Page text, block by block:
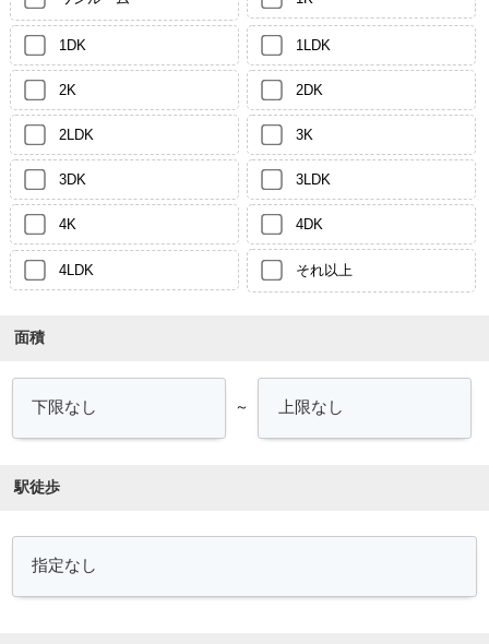
1DK 1LDK
2K 2DK
2LDK 3K
3DK 3LDK
4K 4DK
4LDK それ以上
面積
～
駅徒歩